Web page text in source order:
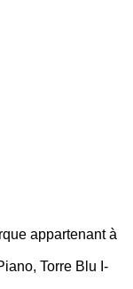
appartenant à
Torre Blu I-